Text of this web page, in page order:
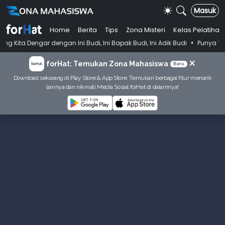
Masuk
Home Berita Tips Zona Misteri
Kelas Pelatihan
dengan Ini Budi, Ini Bapak Budi, Ini Adik Budi • Punya Tujuan
forHat: Temukan Zona Mahasiswa Baru ×
Download sekarang di Play Store & App Store. Temukan berbagai fitur menarik
lainnya dan nikmati Media Sosial forHat di dalamnya!